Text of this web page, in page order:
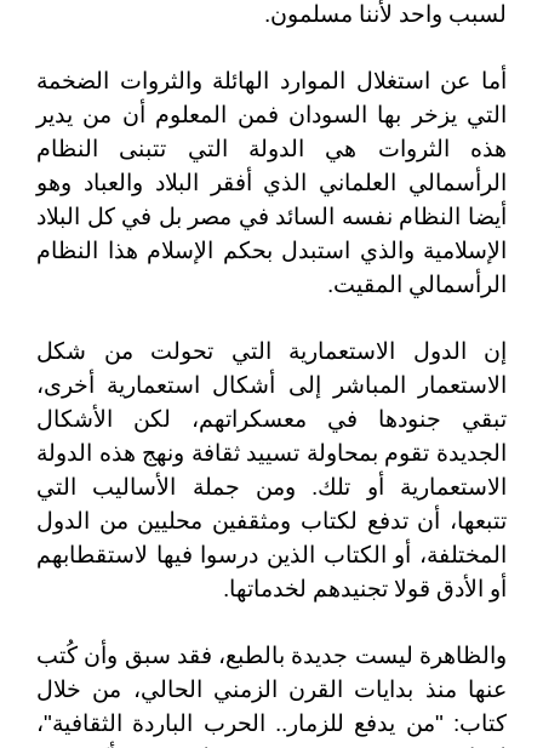
لسبب واحد لأننا مسلمون.
أما عن استغلال الموارد الهائلة والثروات الضخمة
التي يزخر بها السودان فمن المعلوم أن من يدير
هذه الثروات هي الدولة التي تتبنى النظام
الرأسمالي العلماني الذي أفقر البلاد والعباد وهو
أيضا النظام نفسه السائد في مصر بل في كل البلاد
الإسلامية والذي استبدل بحكم الإسلام هذا النظام
الرأسمالي المقيت.
إن الدول الاستعمارية التي تحولت من شكل
الاستعمار المباشر إلى أشكال استعمارية أخرى،
تبقي جنودها في معسكراتهم، لكن الأشكال
الجديدة تقوم بمحاولة تسييد ثقافة ونهج هذه الدولة
الاستعمارية أو تلك. ومن جملة الأساليب التي
تتبعها، أن تدفع لكتاب ومثقفين محليين من الدول
المختلفة، أو الكتاب الذين درسوا فيها لاستقطابهم
أو الأدق قولا تجنيدهم لخدماتها.
والظاهرة ليست جديدة بالطبع، فقد سبق وأن كُتب
عنها منذ بدايات القرن الزمني الحالي، من خلال
كتاب: "من يدفع للزمار.. الحرب الباردة الثقافية"،